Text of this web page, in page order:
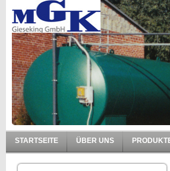
STARTSEITE ÜBER UNS